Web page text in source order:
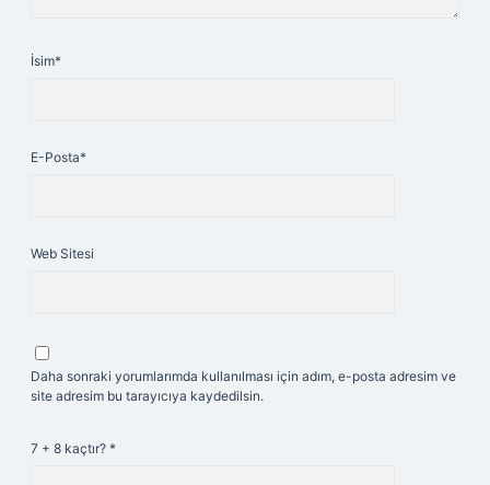
İsim*
E-Posta*
Web Sitesi
Daha sonraki yorumlarımda kullanılması için adım, e-posta adresim ve
site adresim bu tarayıcıya kaydedilsin.
7 + 8 kaçtır? *